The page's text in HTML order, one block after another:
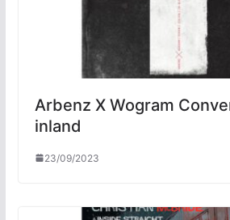
Arbenz X Wogram
inland
23/09/2023